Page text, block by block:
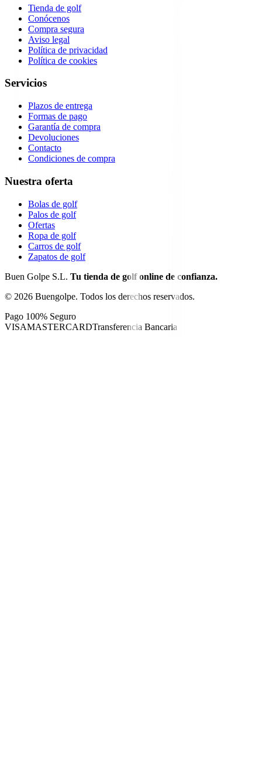
Tienda de golf
Conócenos
Compra segura
Aviso legal
Política de privacidad
Política de cookies
Servicios
Plazos de entrega
Formas de pago
Garantía de compra
Devoluciones
Contacto
Condiciones de compra
Nuestra oferta
Bolas de golf
Palos de golf
Ofertas
Ropa de golf
Carros de golf
Zapatos de golf
Buen Golpe S.L. Tu tienda de golf online de confianza.
© 2026 Buengolpe. Todos los derechos reservados.
Pago 100% Seguro
VISAMASTERCARDTransferencia Bancaria